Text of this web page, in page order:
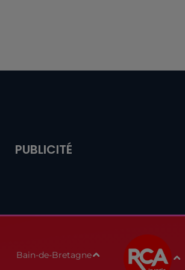
PUBLICITÉ
Bain-de-Bretagne